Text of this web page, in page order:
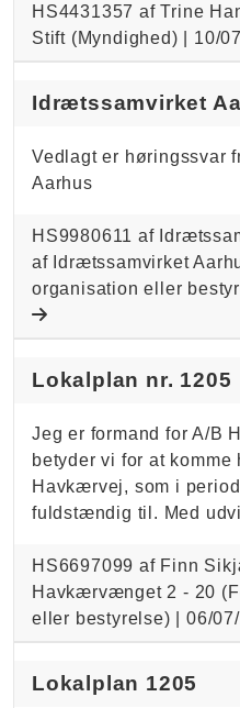
HS4431357 af Trine
Stift (Myndighed) | 10/
Idrætssamvirket
Vedlagt er høringssvar
Aarhus
HS9980611 af
af Idrætssamvirket
organisation eller
Lokalplan nr. 1205
Jeg er formand for A/B
betyder vi for at komme
Havkærvej, som i
fuldstændig til. Med
HS6697099 af Finn
Havkærvænget 2 - 20
eller bestyrelse) |06/
Lokalplan 1205